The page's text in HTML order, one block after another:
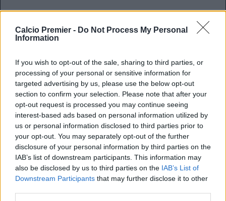
Calcio Premier - Do Not Process My Personal
Information
If you wish to opt-out of the sale, sharing to third parties, or
processing of your personal or sensitive information for
targeted advertising by us, please use the below opt-out
section to confirm your selection. Please note that after your
opt-out request is processed you may continue seeing
interest-based ads based on personal information utilized by
us or personal information disclosed to third parties prior to
your opt-out. You may separately opt-out of the further
disclosure of your personal information by third parties on the
IAB’s list of downstream participants. This information may
also be disclosed by us to third parties on the IAB’s List of
Downstream Participants that may further disclose it to other
REDAZIONE
Twitter: @Calciopremier